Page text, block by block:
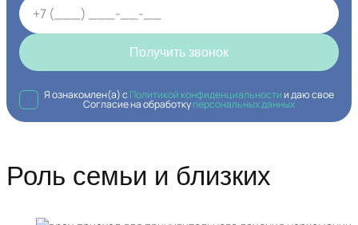
Получить звонок
Я ознакомлен(а) с Политикой конфиденциальностии даю свое
Согласие на обработкуперсональных данных
Роль семьи и близких